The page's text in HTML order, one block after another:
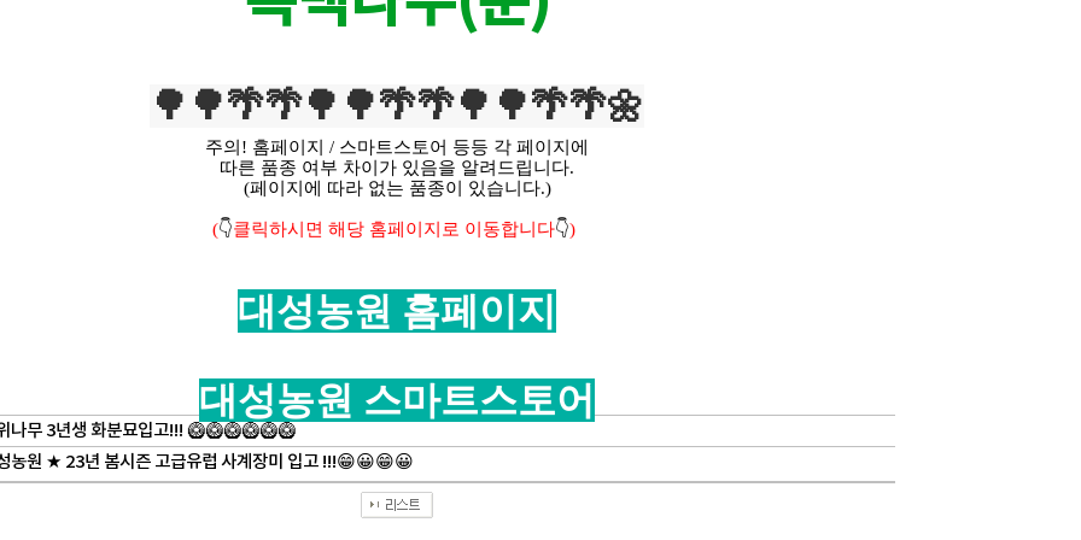
🌳🌳🌴🌴🌳🌳🌴🌴🌳🌳🌴🌴🌼
주의! 홈페이지 / 스마트스토어 등등 각 페이지에
따른 품종 여부 차이가 있음을 알려드립니다.
(페이지에 따라 없는 품종이 있습니다.)
(👇클릭하시면 해당 홈페이지로 이동합니다👇)
대성농원 홈페이지
대성농원 스마트스토어
나무 3년생 화분묘입고!!! 🥝🥝🥝🥝🥝🥝
농원 ★ 23년 봄시즌 고급유럽 사계장미 입고 !!!😁😀😁😀